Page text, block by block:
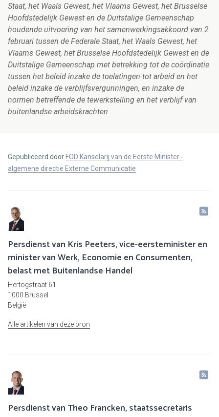
Staat, het Waals Gewest, het Vlaams Gewest, het Brusselse
Hoofdstedelijk Gewest en de Duitstalige Gemeenschap
houdende uitvoering van het samenwerkingsakkoord van 2
februari tussen de Federale Staat, het Waals Gewest, het
Vlaams Gewest, het Brusselse Hoofdstedelijk Gewest en de
Duitstalige Gemeenschap met betrekking tot de coördinatie
tussen het beleid inzake de toelatingen tot arbeid en het
beleid inzake de verblijfsvergunningen, en inzake de
normen betreffende de tewerkstelling en het verblijf van
buitenlandse arbeidskrachten
Gepubliceerd door FOD Kanselarij van de Eerste Minister -
algemene directie Externe Communicatie
Persdienst van Kris Peeters, vice-eersteminister en
minister van Werk, Economie en Consumenten,
belast met Buitenlandse Handel
Hertogstraat 61
1000 Brussel
België
Alle artikelen van deze bron
Persdienst van Theo Francken, staatssecretaris